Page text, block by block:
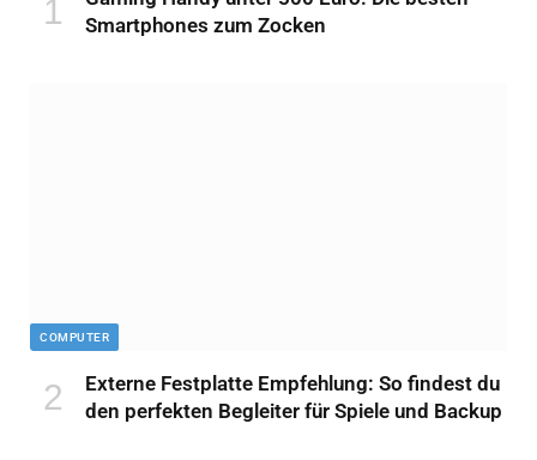
Smartphones zum Zocken
COMPUTER
Externe Festplatte Empfehlung: So findest du
den perfekten Begleiter für Spiele und Backup